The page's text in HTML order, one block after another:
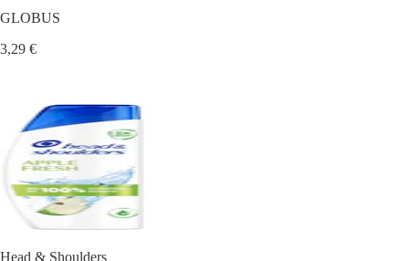
GLOBUS
3,29 €
Head & Shoulders